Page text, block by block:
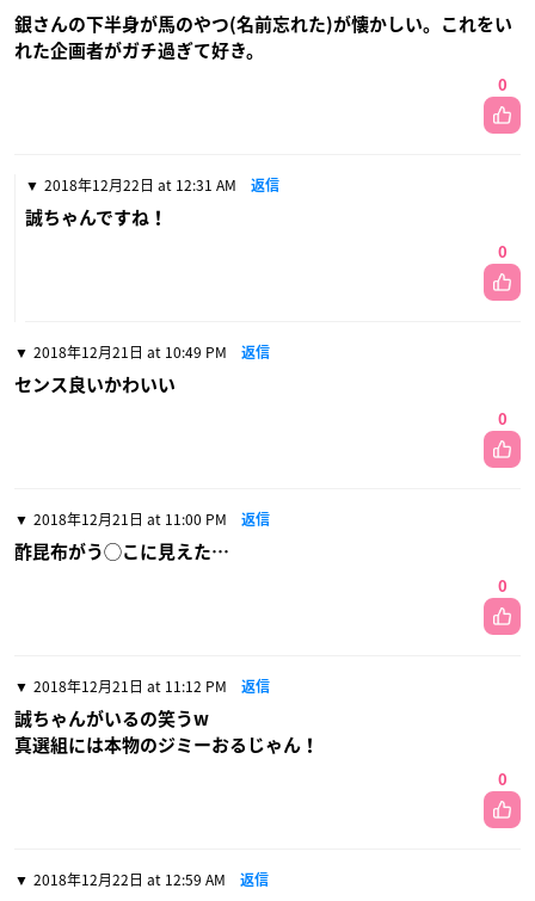
銀さんの下半身が馬のやつ(名前忘れた)が懐かしい。これをい
れた企画者がガチ過ぎて好き。
0
2018年12月22日 at 12:31 AM 返信
誠ちゃんですね！
0
2018年12月21日 at 10:49 PM 返信
センス良いかわいい
0
2018年12月21日 at 11:00 PM 返信
酢昆布がう◯こに見えた…
0
2018年12月21日 at 11:12 PM 返信
誠ちゃんがいるの笑うw
真選組には本物のジミーおるじゃん！
0
2018年12月22日 at 12:59 AM 返信